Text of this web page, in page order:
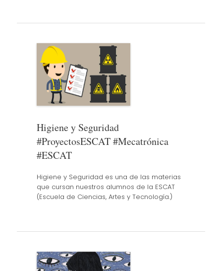
Higiene y Seguridad
#ProyectosESCAT #Mecatrónica
#ESCAT
Higiene y Seguridad es una de las materias
que cursan nuestros alumnos de la ESCAT
(Escuela de Ciencias, Artes y Tecnología.)